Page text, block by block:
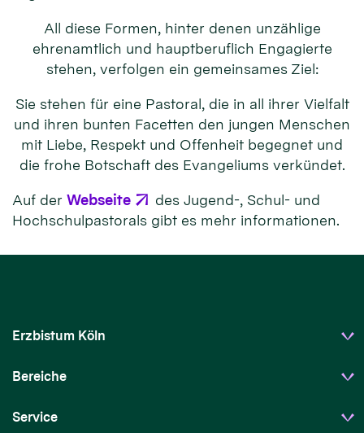
All diese Formen, hinter denen unzählige
ehrenamtlich und hauptberuflich Engagierte
stehen, verfolgen ein gemeinsames Ziel:
Sie stehen für eine Pastoral, die in all ihrer Vielfalt
und ihren bunten Facetten den jungen Menschen
mit Liebe, Respekt und Offenheit begegnet und
die frohe Botschaft des Evangeliums verkündet.
Auf der Webseite
des Jugend-, Schul- und
Hochschulpastorals gibt es mehr informationen.
Erzbistum Köln
Bereiche
Service